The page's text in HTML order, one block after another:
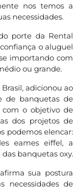
nos temos a
necessidades.
porte da Rental
o aluguel
importando com
ou grande.
adicionou ao
de banquetas de
com o objetivo de
dos projetos de
podemos elencar:
eames eiffel, a
banquetas oxy.
sua postura
necessidades de